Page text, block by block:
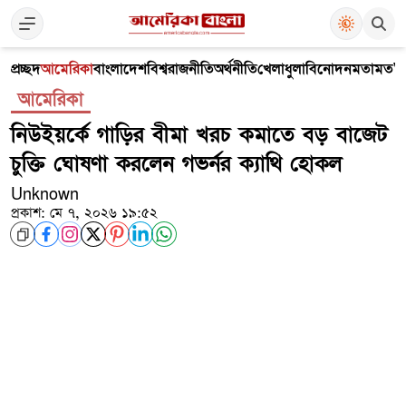
প্রচ্ছদআমেরিকাবাংলাদেশবিশ্বরাজনীতিঅর্থনীতিখেলাধুলাবিনোদনমতামত
আমেরিকা
নিউইয়র্কে গাড়ির বীমা খরচ কমাতে বড় বাজেট
চুক্তি ঘোষণা করলেন গভর্নর ক্যাথি হোকল
Unknown
প্রকাশ: মে ৭, ২০২৬ ১৯:৫২